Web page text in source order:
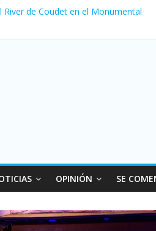
River de Coudet en el Monumental
con más movimiento y consumo
de autos usados en julio: bajó un
OPINIÓN SE